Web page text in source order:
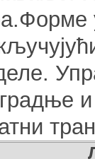
Форме